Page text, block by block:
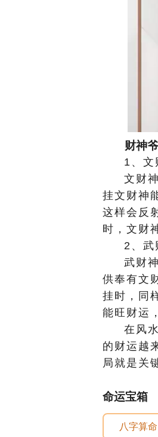
财神
1、文
文财
挂文财神
这样会反
时，文财
2、武
武财
供奉有文
挂时，同
能旺财运
在风
的财运越
局就是关
命运宝箱
八字算命